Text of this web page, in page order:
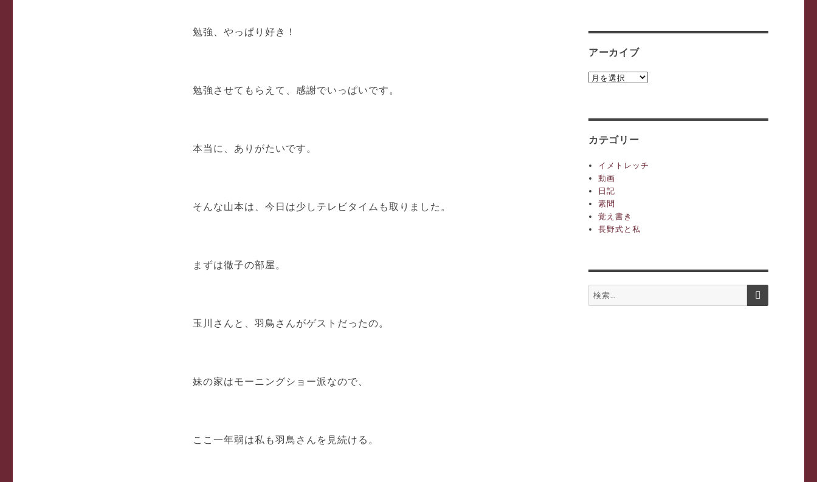
勉強、やっぱり好き！
勉強させてもらえて、感謝でいっぱいです。
本当に、ありがたいです。
そんな山本は、今日は少しテレビタイムも取りました。
まずは徹子の部屋。
玉川さんと、羽鳥さんがゲストだったの。
妹の家はモーニングショー派なので、
ここ一年弱は私も羽鳥さんを見続ける。
アーカイブ
ア
カテゴリー
イメトレッチ
動画
日記
素問
覚え書き
長野式と私
検
索:
検